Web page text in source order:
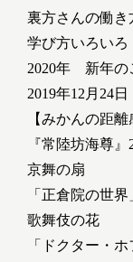
裏方さんの働き
学び方いろいろ
2020年 新年の
2019年12月24
【みかんの距離
『常陸坊海尊』
京舞の扇
「正倉院の世
歌舞伎の花
「ドクター・